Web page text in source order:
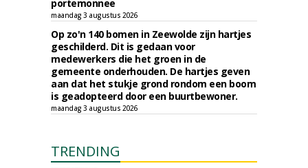
portemonnee
maandag 3 augustus 2026
Op zo'n 140 bomen in Zeewolde zijn hartjes
geschilderd. Dit is gedaan voor
medewerkers die het groen in de
gemeente onderhouden. De hartjes geven
aan dat het stukje grond rondom een boom
is geadopteerd door een buurtbewoner.
maandag 3 augustus 2026
TRENDING